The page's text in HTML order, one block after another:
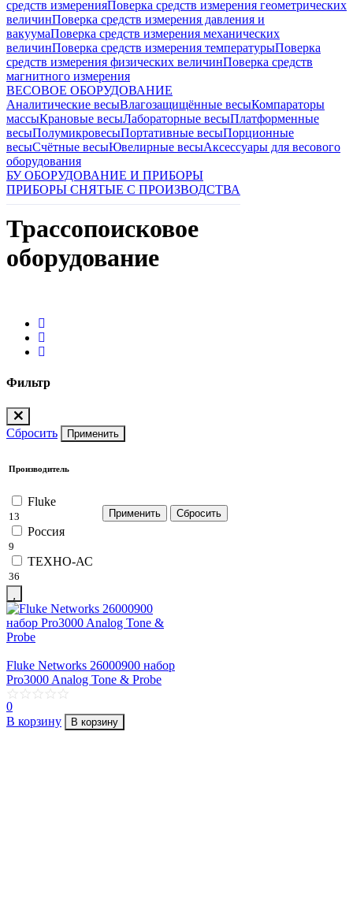
средств измеренияПоверка средств измерения геометрических
величинПоверка средств измерения давления и
вакуумаПоверка средств измерения механических
величинПоверка средств измерения температурыПоверка
средств измерения физических величинПоверка средств
магнитного измерения
ВЕСОВОЕ ОБОРУДОВАНИЕ
Аналитические весыВлагозащищённые весыКомпараторы
массыКрановые весыЛабораторные весыПлатформенные
весыПолумикровесыПортативные весыПорционные
весыСчётные весыЮвелирные весыАксессуары для весового
оборудования
БУ ОБОРУДОВАНИЕ И ПРИБОРЫ
ПРИБОРЫ СНЯТЫЕ С ПРОИЗВОДСТВА
Трассопоисковое
оборудование
Фильтр
Сбросить Применить
Производитель
Fluke
13
Россия
9
ТЕХНО-АС
36
Fluke Networks 26000900 набор
Pro3000 Analog Tone & Probe
0
В корзину
В корзину